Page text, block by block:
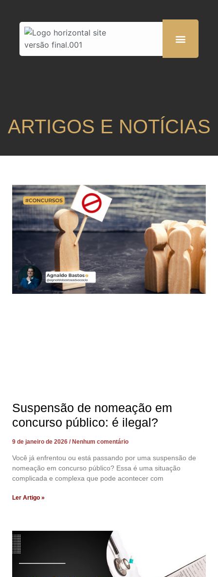
ARTIGOS E NOTÍCIAS
Suspensão de nomeação em
concurso público: é ilegal?
9 de janeiro de 2026 Nenhum comentário
Você já enfrentou ou está passando por uma suspensão de
nomeação em concurso público? Essa é uma situação
complicada e complexa que pode acontecer com
Ler Artigo »